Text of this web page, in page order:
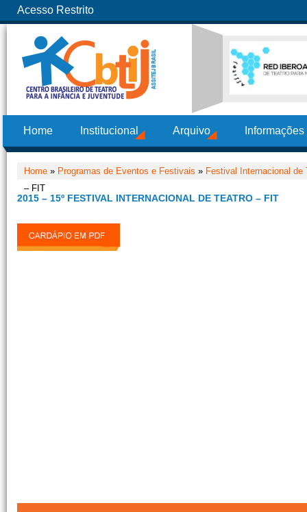
Acesso Restrito
Home Institucional Arquivo
Home » Programas de Eventos e Festivais » Festival Internacional
– FIT
2015 – 15º FESTIVAL INTERNACIONAL DE TEATRO – FIT